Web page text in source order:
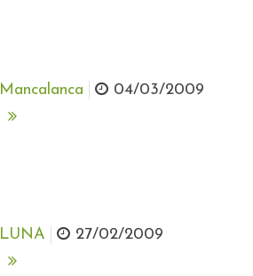
Mancalanca 04/03/2009
LUNA 27/02/2009